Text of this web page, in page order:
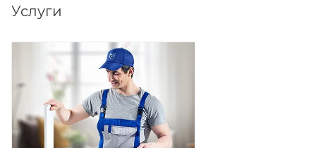
практичным и стильным дополнением вашего
Услуги